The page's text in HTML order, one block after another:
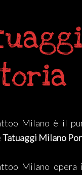
Milano è il
Tatuaggi Milano
Milano opera